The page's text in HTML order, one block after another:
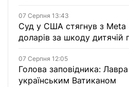
07 Серпня 13:43
Суд у США стягнув з Meta
доларів за шкоду дитячій
07 Серпня 12:05
Голова заповідника:
українським Ватиканом